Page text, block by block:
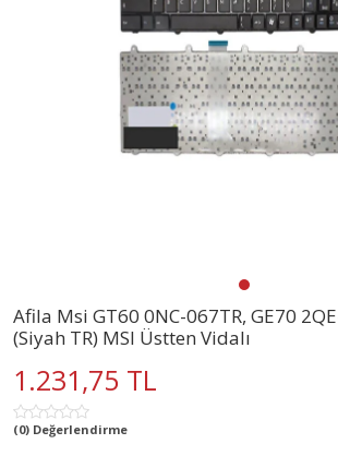
Afila Msi GT60 0NC-067TR, GE70
(Siyah TR) MSI Üstten Vidalı
1.231,75 TL
(0) Değerlendirme